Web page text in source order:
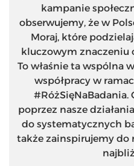
kampanie
obserwujemy, że w
Moraj, które
kluczowym znaczeniu
To właśnie ta wspólna
współpracy w
#RóżSięNaBadania.
poprzez nasze
do systematycznych
także zainspirujemy do